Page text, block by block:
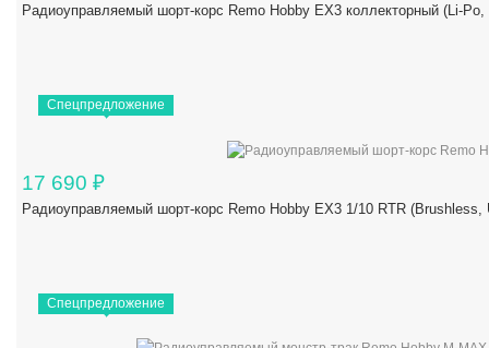
Радиоуправляемый шорт-корс Remo Hobby EX3 коллекторный (Li-
Спецпредложение
17 690 ₽
Радиоуправляемый шорт-корс Remo Hobby EX3 1/10 RTR
Спецпредложение